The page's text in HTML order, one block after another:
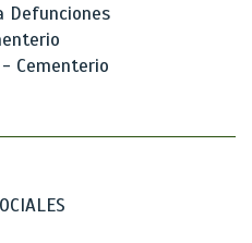
Defunciones
Cementerio